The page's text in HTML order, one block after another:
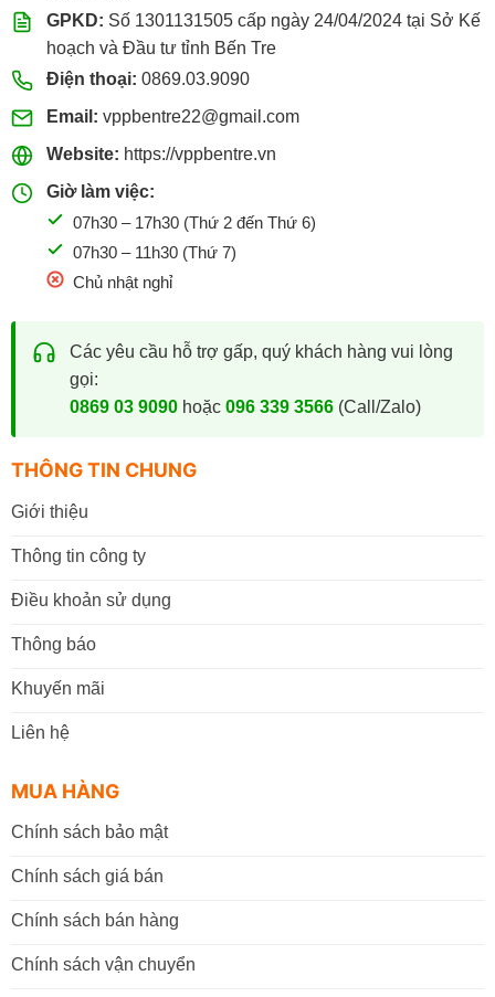
GPKD: Số 1301131505 cấp ngày 24/04/2024 tại Sở Kế
hoạch và Đầu tư tỉnh Bến Tre
Điện thoại: 0869.03.9090
Email: vppbentre22@gmail.com
Website: https://vppbentre.vn
Giờ làm việc:
07h30 – 17h30 (Thứ 2 đến Thứ 6)
07h30 – 11h30 (Thứ 7)
Chủ nhật nghỉ
Các yêu cầu hỗ trợ gấp, quý khách hàng vui lòng
gọi:
0869 03 9090hoặc 096 339 3566(Call/Zalo)
THÔNG TIN CHUNG
Giới thiệu
Thông tin công ty
Điều khoản sử dụng
Thông báo
Khuyến mãi
Liên hệ
MUA HÀNG
Chính sách bảo mật
Chính sách giá bán
Chính sách bán hàng
Chính sách vận chuyển